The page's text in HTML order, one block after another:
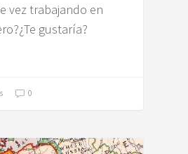
vez trabajando en
gustaría?
0